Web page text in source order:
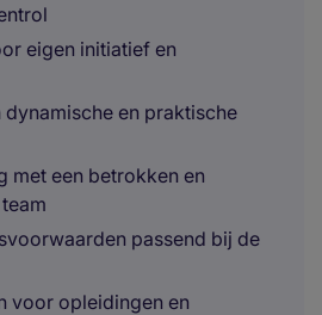
eigen initiatief en
dynamische en praktische
met een betrokken en
passend bij de
voor opleidingen en